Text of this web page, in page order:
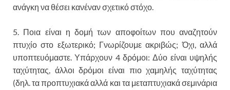
ανάγκη να θέσει κανέναν σχετικό στόχο.
5. Ποια είναι η δομή των αποφοίτων που αναζητούν
πτυχίο στο εξωτερικό; Γνωρίζουμε ακριβώς; Όχι, αλλά
υποπτευόμαστε. Υπάρχουν 4 δρόμοι: Δύο είναι υψηλής
ταχύτητας, άλλοι δρόμοι είναι πιο χαμηλής ταχύτητας
(δηλ. τα προπτυχιακά αλλά και τα μεταπτυχιακά σεμινάρια